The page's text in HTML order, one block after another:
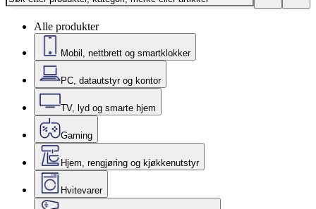
Alle produkter
Mobil, nettbrett og smartklokker
PC, datautstyr og kontor
TV, lyd og smarte hjem
Gaming
Hjem, rengjøring og kjøkkenutstyr
Hvitevarer